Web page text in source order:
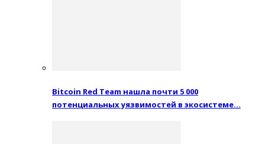
Bitcoin Red Team нашла почти 5 000
потенциальных уязвимостей в экосистеме…